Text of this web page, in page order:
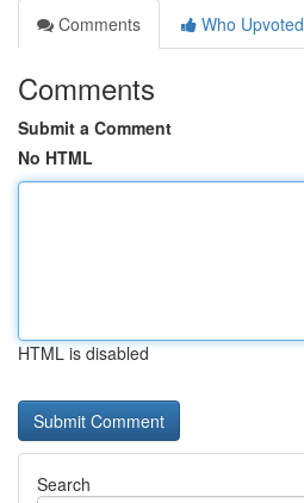
Comments
Who Upvoted
Comments
Submit a Comment
No HTML
HTML is disabled
Search